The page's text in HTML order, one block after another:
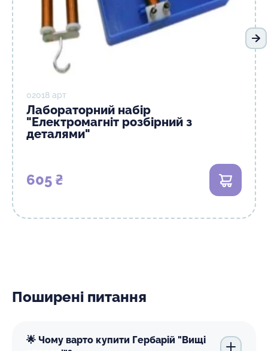
02018 арт
Лабораторний набір
"Електромагніт розбірний з
деталями"
605 ₴ В кошик
Поширені питання
🌟 Чому варто купити Гербарій "Вищі